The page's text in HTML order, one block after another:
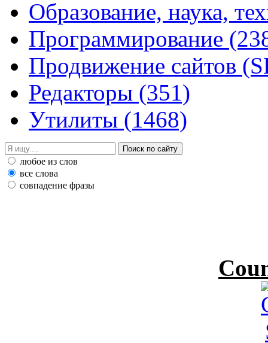
Образование, наука,
Программирование
Продвижение сайтов
Редакторы (351)
Утилиты (1468)
любое из слов
все слова
совпадение фразы